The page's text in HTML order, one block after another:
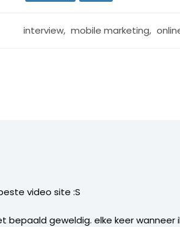
interview, mobile marketing,
video site :S
bepaald geweldig. elke keer wanneer